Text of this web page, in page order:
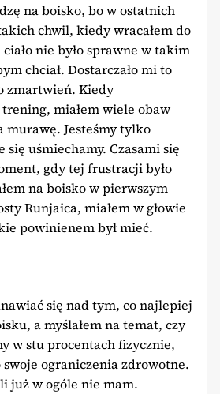
na boisko, bo w ostatnich
chwil, kiedy wracałem do
nie było sprawne w takim
chciał. Dostarczało mi to
zmartwień. Kiedy
miałem wiele obaw
murawę. Jesteśmy tylko
się uśmiechamy. Czasami się
gdy tej frustracji było
na boisko w pierwszym
Runjaica, miałem w głowie
powinienem był mieć.
się nad tym, co najlepiej
a myślałem na temat, czy
w stu procentach fizycznie,
ograniczenia zdrowotne.
już w ogóle nie mam.